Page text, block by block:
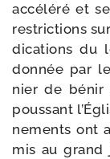
accé­lé­ré et
res­tric­tions
di­ca­tions du
don­née par
nier de bénir
pous­sant
ne­ments ont
mis au